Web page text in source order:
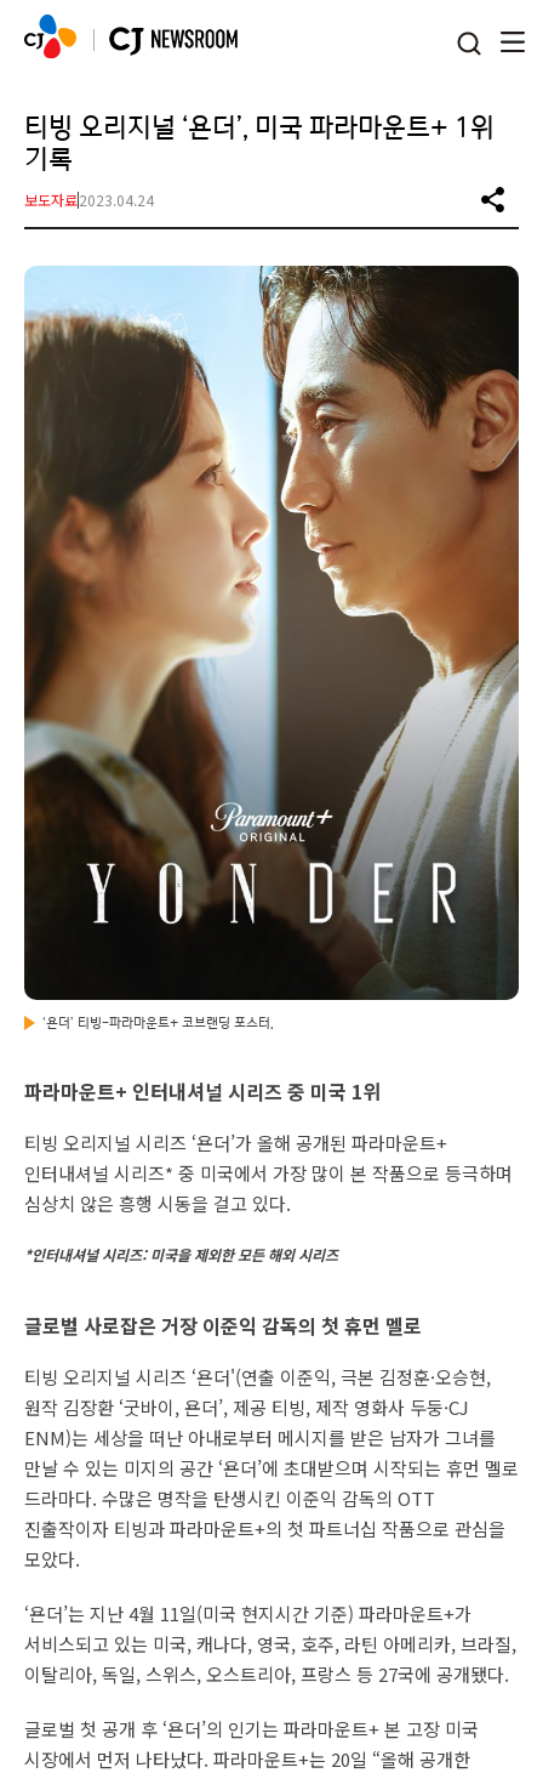
티빙 오리지널 ‘욘더’, 미국 파라마운트+ 1위
기록
보도자료2023.04.24
‘욘더’ 티빙-파라마운트+ 코브랜딩 포스터.
파라마운트+ 인터내셔널 시리즈 중 미국 1위
티빙 오리지널 시리즈 ‘욘더’가 올해 공개된 파라마운트+
인터내셔널 시리즈* 중 미국에서 가장 많이 본 작품으로 등극하며
심상치 않은 흥행 시동을 걸고 있다.
*인터내셔널 시리즈: 미국을 제외한 모든 해외 시리즈
글로벌 사로잡은 거장 이준익 감독의 첫 휴먼 멜로
티빙 오리지널 시리즈 ‘욘더'(연출 이준익, 극본 김정훈·오승현,
원작 김장환 ‘굿바이, 욘더’, 제공 티빙, 제작 영화사 두둥·CJ
ENM)는 세상을 떠난 아내로부터 메시지를 받은 남자가 그녀를
만날 수 있는 미지의 공간 ‘욘더’에 초대받으며 시작되는 휴먼 멜로
드라마다. 수많은 명작을 탄생시킨 이준익 감독의 OTT
진출작이자 티빙과 파라마운트+의 첫 파트너십 작품으로 관심을
모았다.
‘욘더’는 지난 4월 11일(미국 현지시간 기준) 파라마운트+가
서비스되고 있는 미국, 캐나다, 영국, 호주, 라틴 아메리카, 브라질,
이탈리아, 독일, 스위스, 오스트리아, 프랑스 등 27국에 공개됐다.
글로벌 첫 공개 후 ‘욘더’의 인기는 파라마운트+ 본 고장 미국
시장에서 먼저 나타났다. 파라마운트+는 20일 “올해 공개한